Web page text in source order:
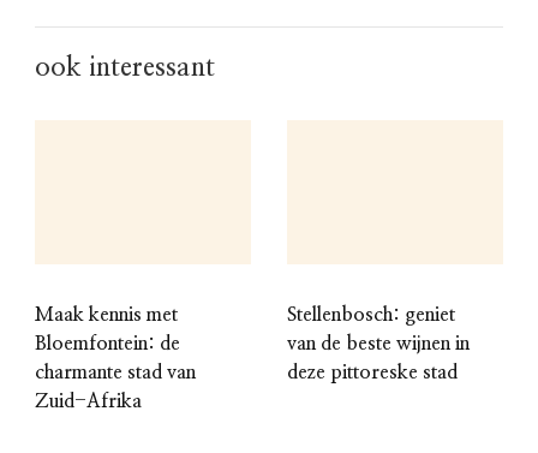
ook interessant
Maak kennis met
Bloemfontein: de
charmante stad van
Zuid-Afrika
Stellenbosch: geniet
van de beste wijnen in
deze pittoreske stad